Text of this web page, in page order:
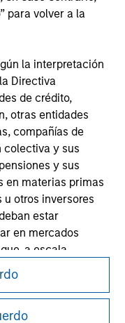
para volver a la
la interpretación
Directiva
de crédito,
otras entidades
compañías de
colectiva y sus
y sus
en materias primas
otros inversores
estar
en mercados
a escala
requisitos de
20.000.000
40.000.000 EUR o
que intervengan por
a loss of principal.
for important